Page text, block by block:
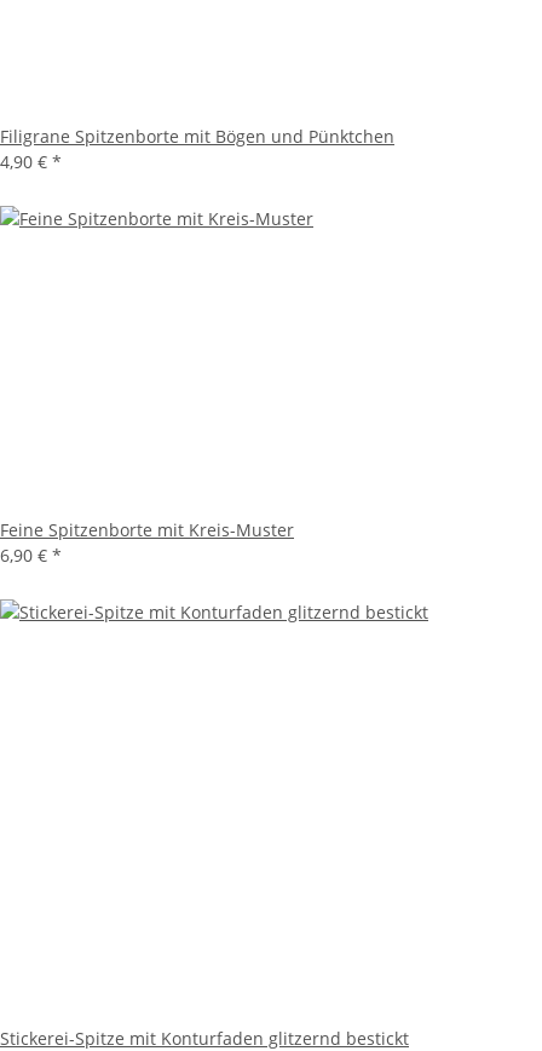
Filigrane Spitzenborte mit Bögen und Pünktchen
4,90 € *
Feine Spitzenborte mit Kreis-Muster
6,90 € *
Stickerei-Spitze mit Konturfaden glitzernd bestickt